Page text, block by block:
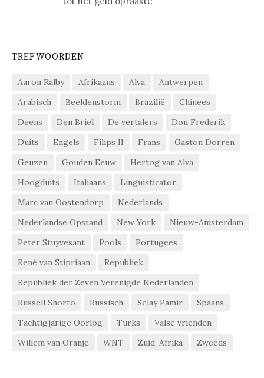
TREFWOORDEN
Aaron Ralby Afrikaans Alva
Antwerpen
Arabisch
Beeldenstorm Brazilië
Chinees
Deens
Den Briel De vertalers
Don Frederik
Duits
Engels Filips II Frans
Gaston Dorren
Geuzen
Gouden Eeuw
Hertog van Alva
Hoogduits
Italiaans
Linguisticator
Marc van Oostendorp
Nederlands
Nederlandse Opstand
New York
Nieuw-Amsterdam
Peter Stuyvesant
Pools
Portugees
René van Stipriaan
Republiek
Republiek der Zeven Verenigde Nederlanden
Russell Shorto
Russisch Selay Pamir
Spaans
Tachtigjarige Oorlog
Turks
Valse vrienden
Willem van Oranje
WNT Zuid-Afrika Zweeds